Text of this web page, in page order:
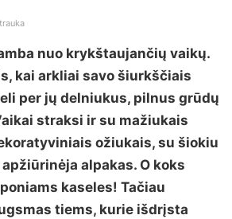
nuo krykštaujančių vaikų.
kai arkliai savo šiurkščiais
per jų delniukus, pilnus grūdų
straksi ir su mažiukais
ožiukais, su šiokiu
alpakas. O koks
kaseles! Tačiau
tiems, kurie išdrįsta